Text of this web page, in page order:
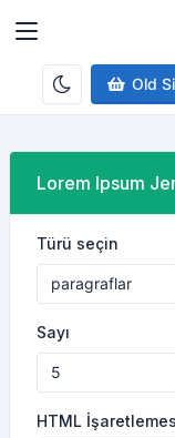
Old
Lorem Ipsum
Türü seçin
Sayı
HTML